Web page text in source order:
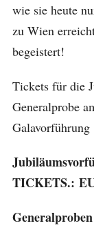
wie sie heute
zu Wien
begeistert!
Tickets für die
Generalprobe
TICKETS.: